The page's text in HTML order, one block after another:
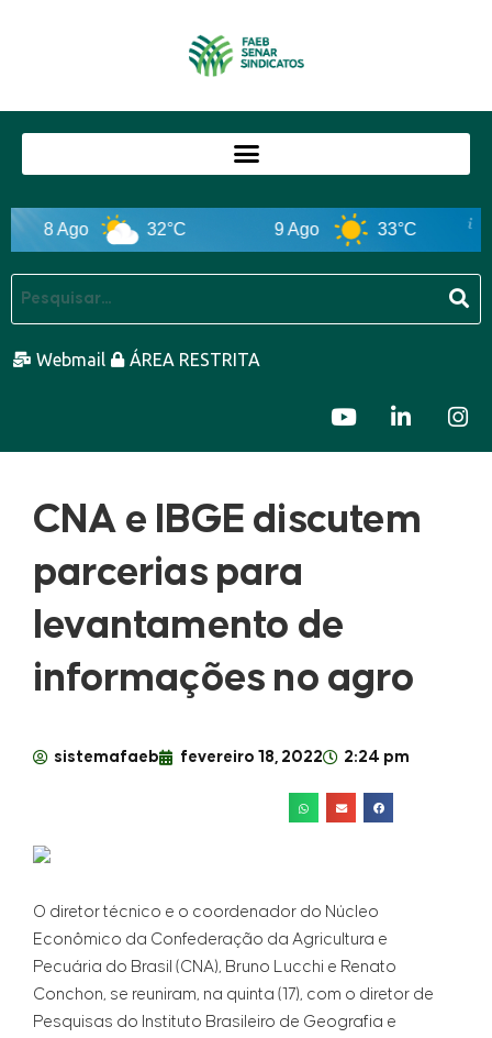
8 Ago 32°C 9 Ago 33°C
Webmail ÁREA RESTRITA
CNA e IBGE discutem
parcerias para
levantamento de
informações no agro
sistemafaeb fevereiro 18, 2022 2:24 pm
O diretor técnico e o coordenador do Núcleo
Econômico da Confederação da Agricultura e
Pecuária do Brasil (CNA), Bruno Lucchi e Renato
Conchon, se reuniram, na quinta (17), com o diretor de
Pesquisas do Instituto Brasileiro de Geografia e